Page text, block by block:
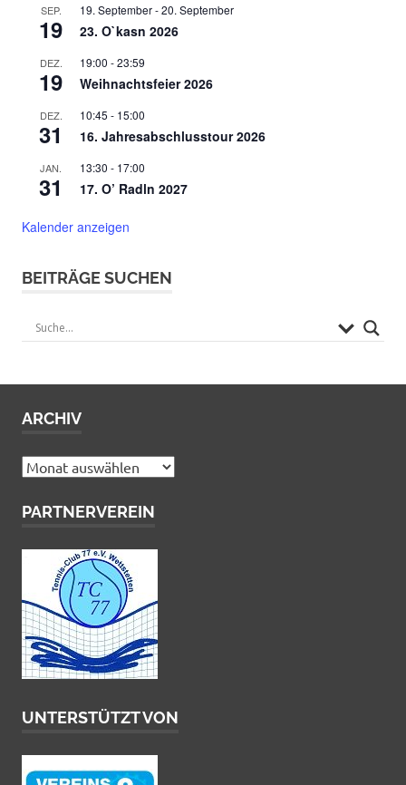
SEP.
19
19. September-20. September
23. O`kasn 2026
DEZ.
19
19:00 -23:59
Weihnachtsfeier 2026
DEZ.
31
10:45 - 15:00
16. Jahresabschlusstour 2026
JAN.
31
13:30 - 17:00
17. O’ Radln 2027
Kalender anzeigen
BEITRÄGE SUCHEN
ARCHIV
Archiv
PARTNERVEREIN
UNTERSTÜTZT VON